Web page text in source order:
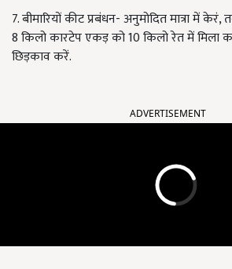
7. बीमारियों कीट प्रबंधन- अनुमोदित मात्रा में
8 किलो कारटेप एकड़ को 10 किलो रेत में मिला
छिड़काव करें.
ADVERTISEMENT